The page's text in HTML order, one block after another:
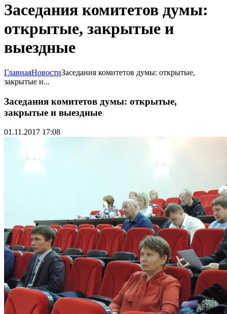
Заседания комитетов думы:
открытые, закрытые и
выездные
ГлавнаяНовостиЗаседания комитетов думы: открытые,
закрытые и...
Заседания комитетов думы: открытые,
закрытые и выездные
01.11.2017 17:08